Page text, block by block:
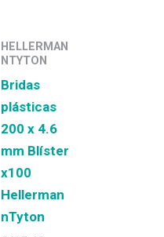
HELLERMAN
NTYTON
Bridas
plásticas
200 x 4.6
mm Blíster
x100
Hellerman
nTyton